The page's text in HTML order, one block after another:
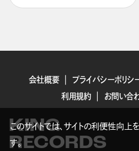
会社概要 プライバシーポリシ
利用規約
お問い合
KING
RECORDS
このサイトでは、サイトの利便性向上
す。